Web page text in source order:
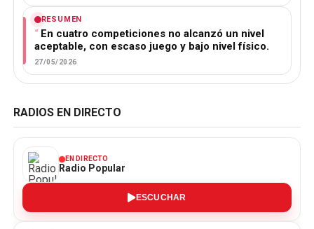
RESUMEN
En cuatro competiciones no alcanzó un nivel
aceptable, con escaso juego y bajo nivel físico.
27/05/2026
RADIOS EN DIRECTO
EN DIRECTO
Radio Popular
ESCUCHAR